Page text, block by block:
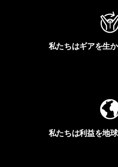
私たちはギアを生
私たちは利益を地